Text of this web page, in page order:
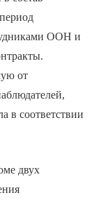
ООН и
от
в соответствии
двух